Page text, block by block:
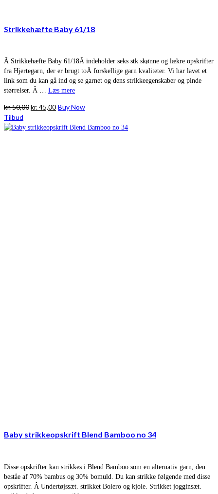
Strikkehæfte Baby 61/18
Â Strikkehæfte Baby 61/18Â indeholder seks stk skønne og lækre opskrifter
fra Hjertegarn, der er brugt toÂ forskellige garn kvaliteter. Vi har lavet et
link som du kan gå ind og se garnet og dens strikkeegenskaber og pinde
størrelser. Â … Læs mere
kr.50,00Den
pris
kr.45,00Den
pris
Buy Now
Tilbud
Baby strikkeopskrift Blend Bamboo no 34
Disse opskrifter kan strikkes i Blend Bamboo som en alternativ garn, den
beståe af 70% bambus og 30% bomuld. Du kan strikke følgende med disse
opskrifter. Â Undertøjssæt. strikket Bolero og kjole. Strikket jogginsæt.